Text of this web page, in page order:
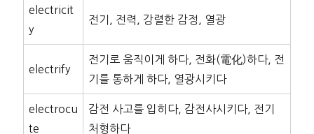
electricit
y
전기, 전력, 강렬한 감정, 열광
electrify
전기로 움직이게 하다, 전화(電化)하다, 전
기를 통하게 하다, 열광시키다
electrocu
te
감전 사고를 입히다, 감전사시키다, 전기
처형하다